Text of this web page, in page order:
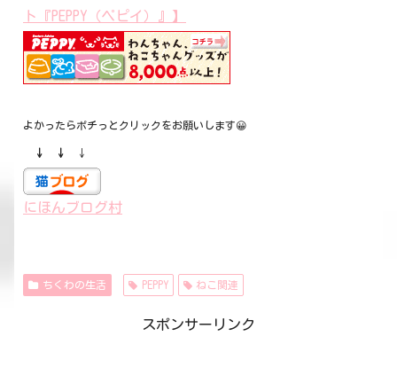
ト『PEPPY（ペピイ）』】
よかったらポチっとクリックをお願いします😀
↓ ↓ ↓
にほんブログ村
ちくわの生活 PEPPY ねこ関連
スポンサーリンク